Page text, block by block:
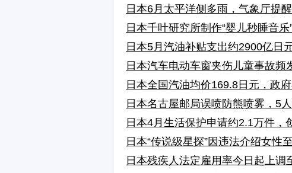
日本6月太平洋侧多雨，气象厅提
日本千叶研究所制作“婴儿秒睡音
日本5月汽油补贴支出约2900亿日
日本汽车电动车窗夹伤儿童事故
日本全国汽油均价169.8日元，政
日本名古屋邮局误喷防熊喷雾，5
日本4月生活保护申请约2.1万件，
日本“传说级星探”因违法介绍女性
日本残疾人法定雇用率今日起上调